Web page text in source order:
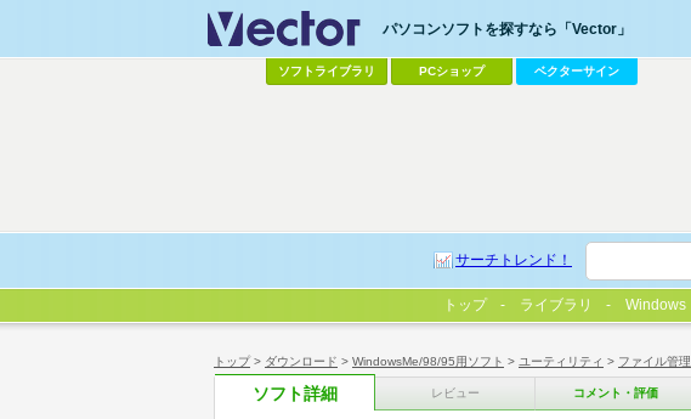
トップ> ダウンロード > WindowsMe/98/95用ソフト > ユーティリティ > ファイル管理
ソフト詳細 レビュー コメント・評価
パソコンソフトを探すなら「Vector」
ソフトライブラリ PCショップ ベクターサイン
サーチトレンド！
トップ ライブラリ Windows